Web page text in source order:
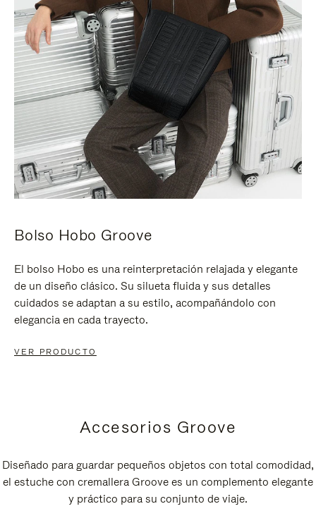
Bolso Hobo Groove
El bolso Hobo es una reinterpretación relajada y elegante
de un diseño clásico. Su silueta fluida y sus detalles
cuidados se adaptan a su estilo, acompañándolo con
elegancia en cada trayecto.
VER PRODUCTO
Accesorios Groove
Diseñado para guardar pequeños objetos con total comodidad,
el estuche con cremallera Groove es un complemento elegante
y práctico para su conjunto de viaje.